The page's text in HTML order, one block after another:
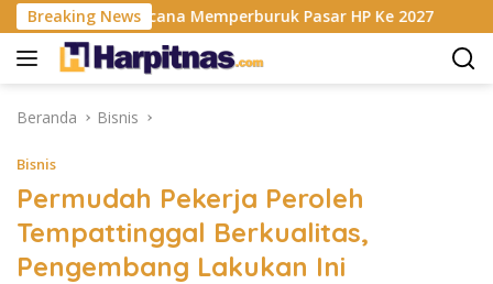
Langsung
ke
konten
Breaking News
RAM Berencana Memperburuk Pasar HP Ke 2027
Beranda Bisnis
Bisnis
Permudah Pekerja Peroleh
Tempattinggal Berkualitas,
Pengembang Lakukan Ini